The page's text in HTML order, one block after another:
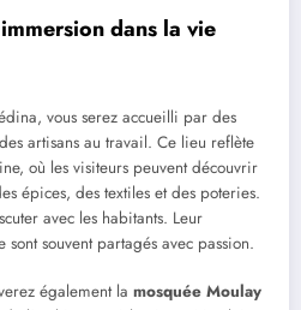
dans la vie
vous serez accueilli par des
artisans au travail. Ce lieu reflète
où les visiteurs peuvent découvrir
épices, des textiles et des poteries.
avec les habitants. Leur
souvent partagés avec passion.
également la mosquée Moulay